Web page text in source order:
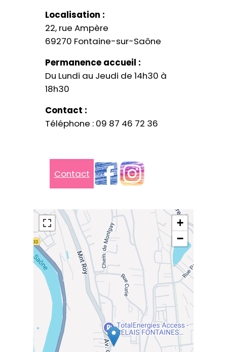
Localisation :
22, rue Ampère
69270 Fontaine-sur-Saône
Permanence accueil :
Du Lundi au Jeudi de 14h30 à
18h30
Contact :
Téléphone : 09 87 46 72 36
Contact
+
−